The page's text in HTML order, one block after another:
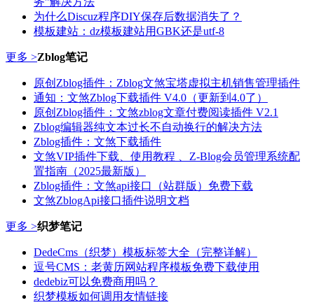
为什么Discuz程序DIY保存后数据消失了？
模板建站：dz模板建站用GBK还是utf-8
更多 >Zblog笔记
原创Zblog插件：Zblog文煞宝塔虚拟主机销售管理插件
通知：文煞Zblog下载插件 V4.0（更新到4.0了）
原创Zblog插件：文煞zblog文章付费阅读插件 V2.1
Zblog编辑器纯文本过长不自动换行的解决方法
Zblog插件：文煞下载插件
文煞VIP插件下载、使用教程 、Z-Blog会员管理系统配
置指南（2025最新版）
Zblog插件：文煞api接口（站群版）免费下载
文煞ZblogApi接口插件说明文档
更多 >织梦笔记
DedeCms（织梦）模板标签大全（完整详解）
逗号CMS：老黄历网站程序模板免费下载使用
dedebiz可以免费商用吗？
织梦模板如何调用友情链接